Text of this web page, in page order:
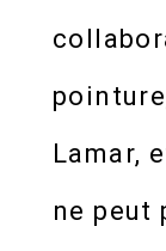
Lamar,
ne peut